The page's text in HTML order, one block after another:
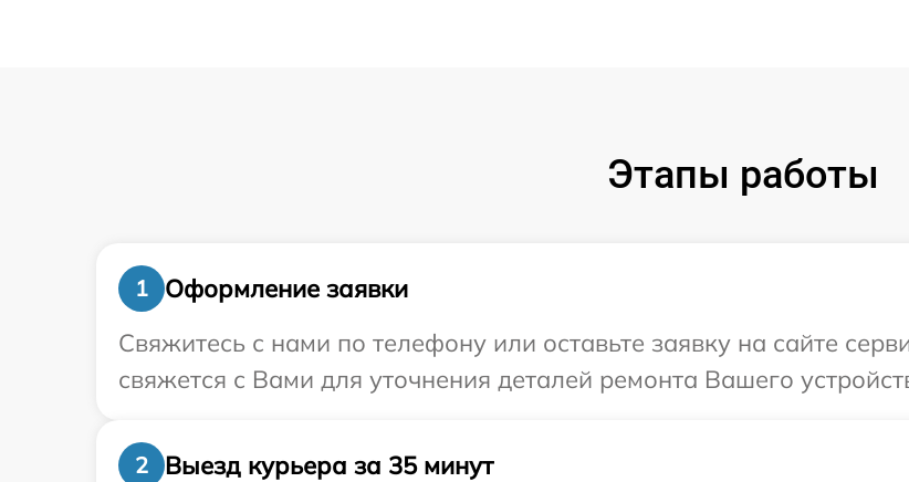
Этапы работы
1
Оформление заявки
Свяжитесь с нами по телефону или оставьте заявку на сайте
свяжется с Вами для уточнения деталей ремонта Вашего
2
Выезд курьера за 35 минут